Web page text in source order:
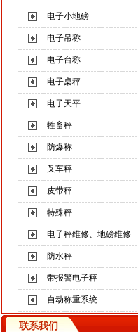
电子小地磅
电子吊称
电子台称
电子桌秤
电子天平
牲畜秤
防爆称
叉车秤
皮带秤
特殊秤
电子秤维修、地磅维修
防水秤
带报警电子秤
自动称重系统
联系我们